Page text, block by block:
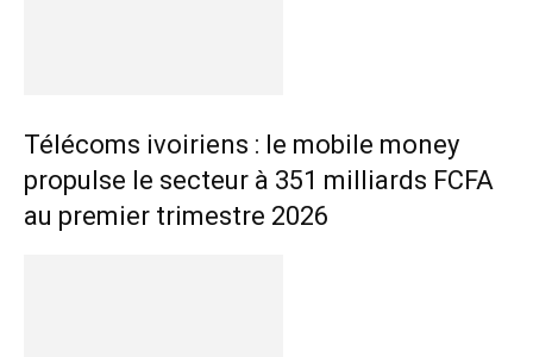
Télécoms ivoiriens : le mobile money
propulse le secteur à 351 milliards FCFA
au premier trimestre 2026